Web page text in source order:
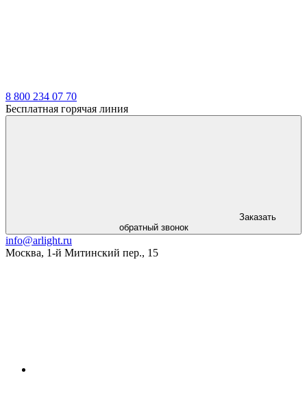
8 800 234 07 70
Бесплатная горячая линия
Заказать
обратный звонок
info@arlight.ru
Москва, 1-й Митинский пер., 15